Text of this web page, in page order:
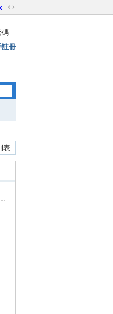
切
到
寬
版
碼
註冊
表